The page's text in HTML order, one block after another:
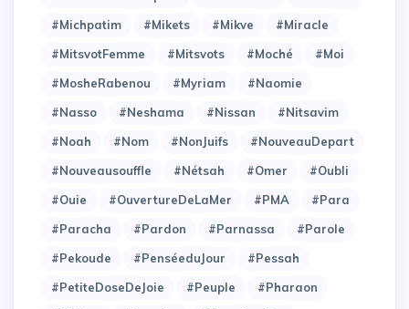
#Michpatim
#Mikets #Mikve
#Miracle
#MitsvotFemme
#Mitsvots #Moché
#Moi
#MosheRabenou
#Myriam
#Naomie
#Nasso
#Neshama #Nissan
#Nitsavim
#Noah
#Nom #NonJuifs
#NouveauDepart
#Nouveausouffle
#Nétsah #Omer
#Oubli
#Ouie
#OuvertureDeLaMer #PMA
#Para
#Paracha
#Pardon #Parnassa
#Parole
#Pekoude
#PenséeduJour
#Pessah
#PetiteDoseDeJoie
#Peuple
#Pharaon